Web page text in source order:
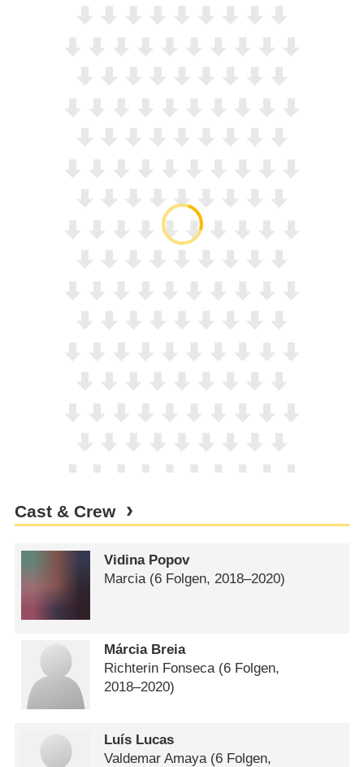
Cast & Crew
Vidina Popov
Marcia (6 Folgen, 2018⁠–⁠2020)
Márcia Breia
Richterin Fonseca(6 Folgen,
2018⁠–⁠2020)
Luís Lucas
Valdemar Amaya (6 Folgen,